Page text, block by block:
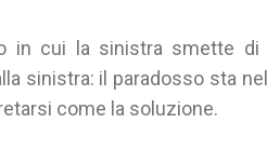
in cui la sinistra smette
sinistra: il paradosso sta
come la soluzione.